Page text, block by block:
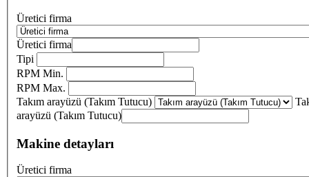
Üretici firma
Üretici firma
Tipi
RPM Min.
RPM Max.
Takım arayüzü (Takım Tutucu)
arayüzü (Takım Tutucu)
Makine detayları
Üretici firma